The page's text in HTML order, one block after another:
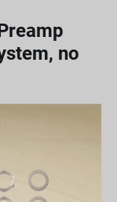
no